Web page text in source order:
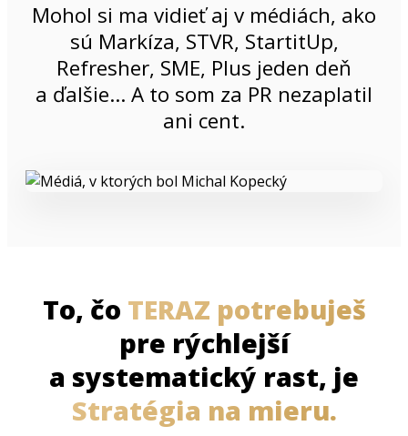
Mohol si ma vidieť aj v médiách, ako
sú Markíza, STVR, StartitUp,
Refresher, SME, Plus jeden deň
a ďalšie… A to som za PR nezaplatil
ani cent.
To, čo TERAZ potrebuješ
pre rýchlejší
a systematický rast, je
Stratégia na mieru.